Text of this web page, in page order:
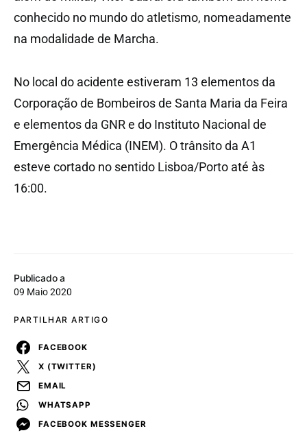
Publicado a
09 Maio 2020
PARTILHAR ARTIGO
FACEBOOK
X (TWITTER)
EMAIL
WHATSAPP
FACEBOOK MESSENGER
conhecido no mundo do atletismo, nomeadamente
na modalidade de Marcha.
No local do acidente estiveram 13 elementos da
Corporação de Bombeiros de Santa Maria da Feira
e elementos da GNR e do Instituto Nacional de
Emergência Médica (INEM). O trânsito da A1
esteve cortado no sentido Lisboa/Porto até às
16:00.